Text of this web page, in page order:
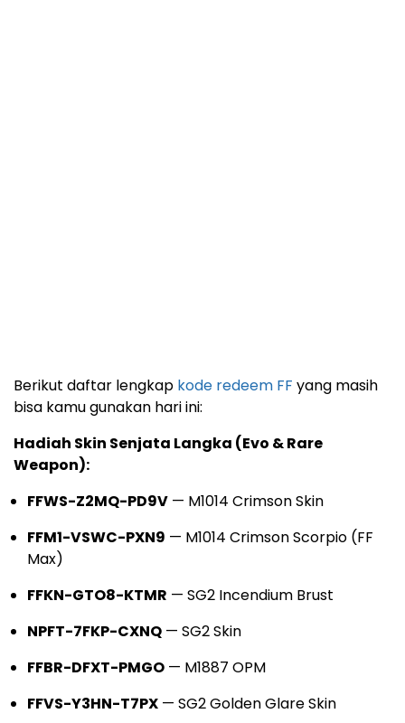
Berikut daftar lengkap kode redeem FF yang masih
bisa kamu gunakan hari ini:
Hadiah Skin Senjata Langka (Evo & Rare
Weapon):
FFWS-Z2MQ-PD9V — M1014 Crimson Skin
FFM1-VSWC-PXN9 — M1014 Crimson Scorpio (FF
Max)
FFKN-GTO8-KTMR — SG2 Incendium Brust
NPFT-7FKP-CXNQ — SG2 Skin
FFBR-DFXT-PMGO — M1887 OPM
FFVS-Y3HN-T7PX — SG2 Golden Glare Skin